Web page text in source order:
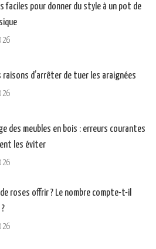
faciles pour donner du style à un pot de
raisons d’arrêter de tuer les araignées
des meubles en bois : erreurs courantes
les éviter
de roses offrir ? Le nombre compte-t-il